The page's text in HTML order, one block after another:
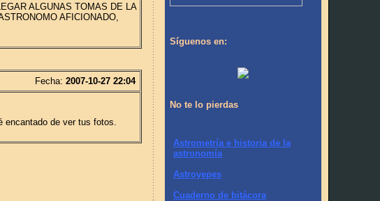
ALGUNAS TOMAS DE LA
AFICIONADO,
Fecha: 2007-10-27 22:04
encantado de ver tus fotos.
Síguenos en:
No te lo pierdas
Astrometría e historia de la
astronomía
Astroyepes
Cuaderno de bitácora